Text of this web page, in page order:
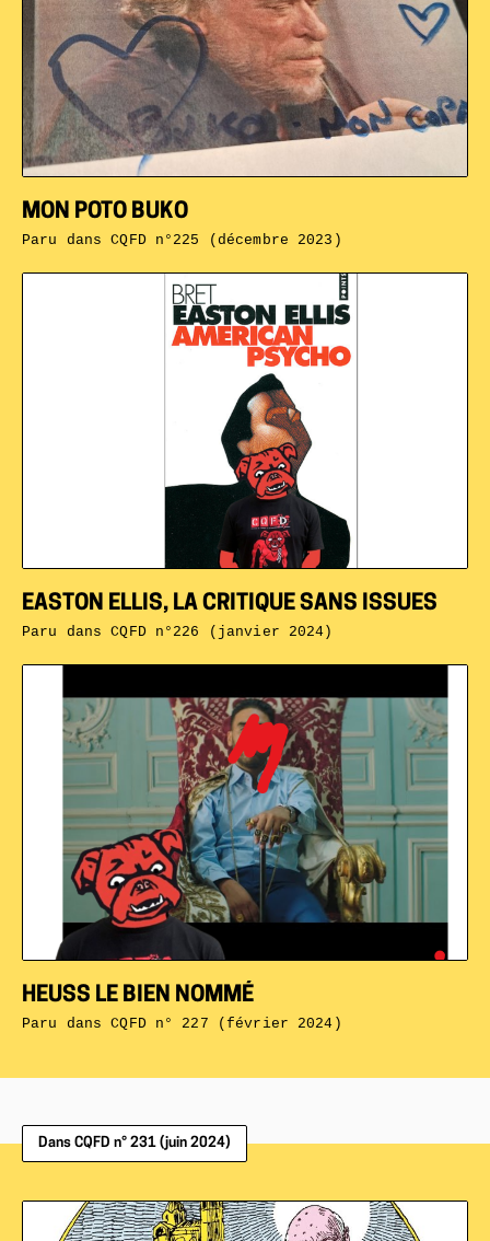
HEUSS LE BIEN NOMMÉ
Paru dansCQFD n° 227 (février 2024)
EASTON ELLIS, LA CRITIQUE SANS ISSUES
Paru dansCQFD n°226 (janvier 2024)
MON POTO BUKO
Paru dansCQFD n°225 (décembre 2023)
Dans CQFD n° 231 (juin 2024)